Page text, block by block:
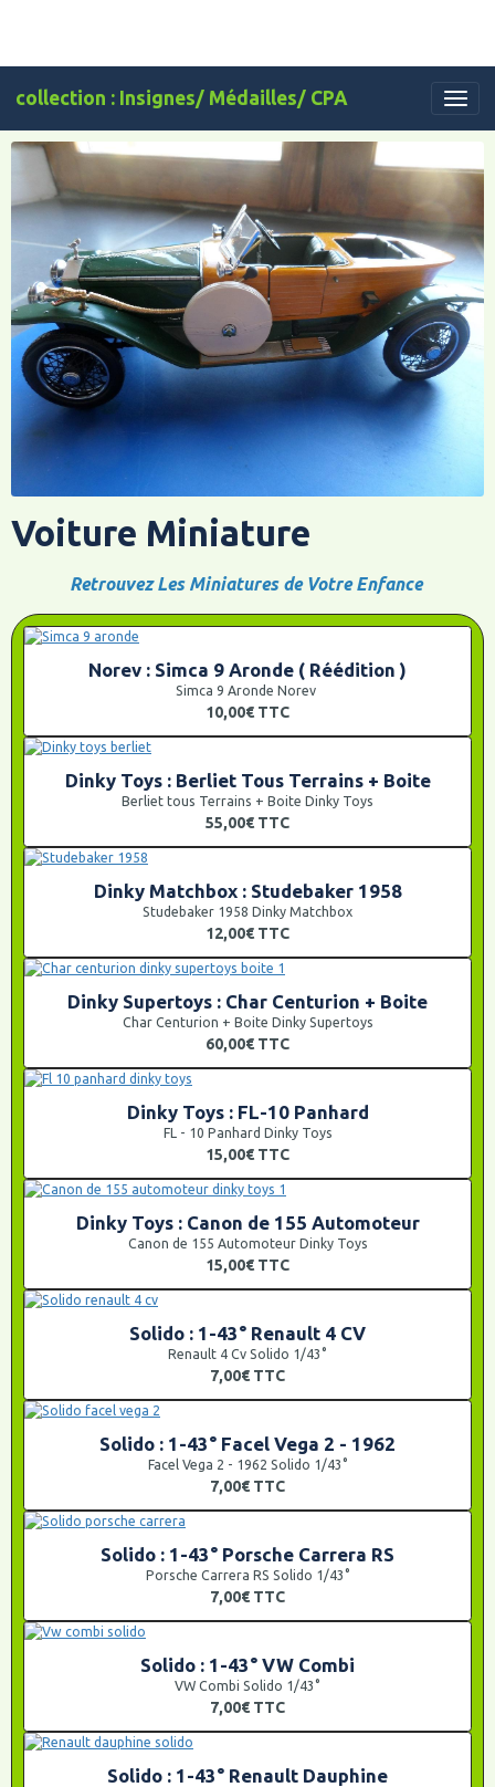
collection : Insignes/ Médailles/ CPA
Voiture Miniature
Retrouvez Les Miniatures de Votre Enfance
Norev : Simca 9 Aronde ( Réédition )
Simca 9 Aronde Norev
10,00€ TTC
Dinky Toys : Berliet Tous Terrains + Boite
Berliet tous Terrains + Boite Dinky Toys
55,00€ TTC
Dinky Matchbox : Studebaker 1958
Studebaker 1958 Dinky Matchbox
12,00€ TTC
Dinky Supertoys : Char Centurion + Boite
Char Centurion + Boite Dinky Supertoys
60,00€ TTC
Dinky Toys : FL-10 Panhard
FL - 10 Panhard Dinky Toys
15,00€ TTC
Dinky Toys : Canon de 155 Automoteur
Canon de 155 Automoteur Dinky Toys
15,00€ TTC
Solido : 1-43° Renault 4 CV
Renault 4 Cv Solido 1/43°
7,00€ TTC
Solido : 1-43° Facel Vega 2 - 1962
Facel Vega 2 - 1962 Solido 1/43°
7,00€ TTC
Solido : 1-43° Porsche Carrera RS
Porsche Carrera RS Solido 1/43°
7,00€ TTC
Solido : 1-43° VW Combi
VW Combi Solido 1/43°
7,00€ TTC
Solido : 1-43° Renault Dauphine